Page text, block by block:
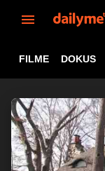
FILME DOKUS